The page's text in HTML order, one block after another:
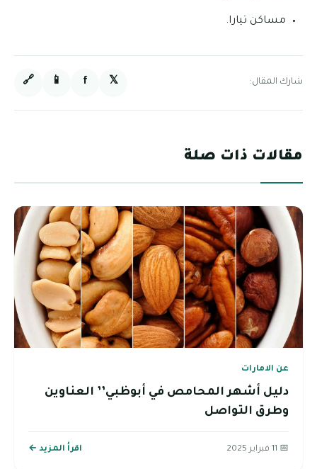
مساكن تيارا.
شارك المقال: 𝕏
f
📱
🔗
مقالات ذات صلة
عن الامارات
دليل أشهر المحامص في أبوظبي’’ العناوين
وطرق التواصل
📅 11 فبراير 2025 اقرأ المزيد ←